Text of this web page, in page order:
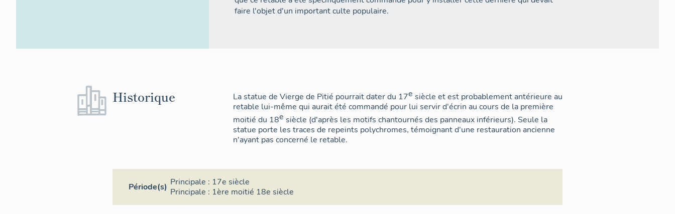
faire l'objet d'un important culte populaire.
Historique La statue de Vierge de Pitié pourrait dater du 17e siècle et est probablement antérieure au
retable lui-même qui aurait été commandé pour lui servir d'écrin au cours de la première
moitié du 18e siècle (d'après les motifs chantournés des panneaux inférieurs). Seule la
statue porte les traces de repeints polychromes, témoignant d'une restauration ancienne
n'ayant pas concerné le retable.
Période(s) Principale : 17e siècle
Principale : 1ère moitié 18e siècle